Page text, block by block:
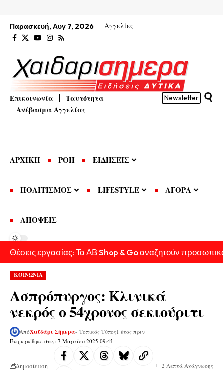
Παρασκευή, Αυγ 7, 2026 Αγγελίες
Επικοινωνία
Ταυτότητα
Ανέβασμα Αγγελίας
Newsletter
ΑΡΧΙΚΗ ΡΟΗ ΕΙΔΗΣΕΙΣ
ΠΟΛΙΤΙΣΜΟΣ LIFESTYLE ΑΓΟΡΑ
ΑΠΟΨΕΙΣ
Θέσεις εργασίας: Τα ΑΒ Shop & Go αναζητούν
ΚΟΙΝΩΝΙΑ
Ασπρόπυργος: Κλινικά
νεκρός ο 54χρονος σεκιούριτι
Ενημερώθηκε στις: 7 Μαρτίου 2025 09:45
ΑπόΧαϊδάρι Σήμερα- Τοπικός Τύπος 1 έτος πριν
Δημοσίευση 2 Λεπτά Ανάγνωσης